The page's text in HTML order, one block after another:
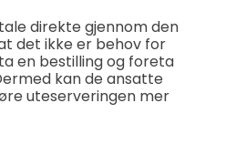
direkte gjennom den
det ikke er behov for
en bestilling og foreta
kan de ansatte
uteserveringen mer